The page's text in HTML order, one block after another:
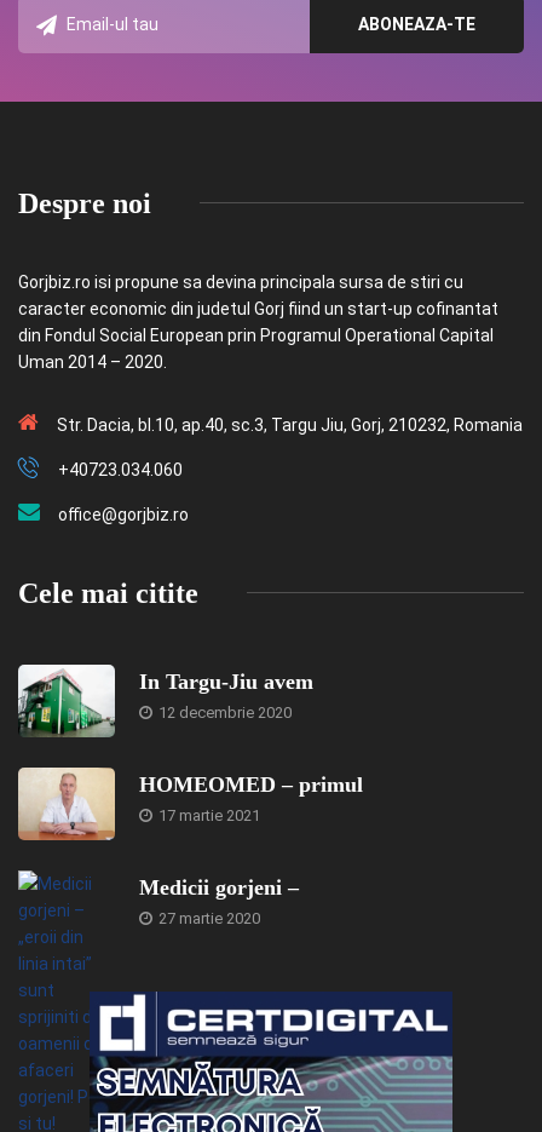
Despre noi
Gorjbiz.ro isi propune sa devina principala sursa de stiri cu
caracter economic din judetul Gorj fiind un start-up cofinantat
din Fondul Social European prin Programul Operational Capital
Uman 2014 – 2020.
Str. Dacia, bl.10, ap.40, sc.3, Targu Jiu, Gorj, 210232, Romania
+40723.034.060
office@gorjbiz.ro
Cele mai citite
In Targu-Jiu avem
12 decembrie 2020
HOMEOMED – primul
17 martie 2021
Medicii gorjeni –
27 martie 2020